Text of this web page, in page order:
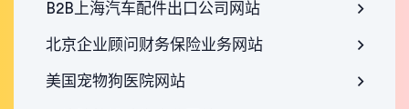
B2B上海汽车配件出口公司网站
北京企业顾问财务保险业务网站
美国宠物狗医院网站